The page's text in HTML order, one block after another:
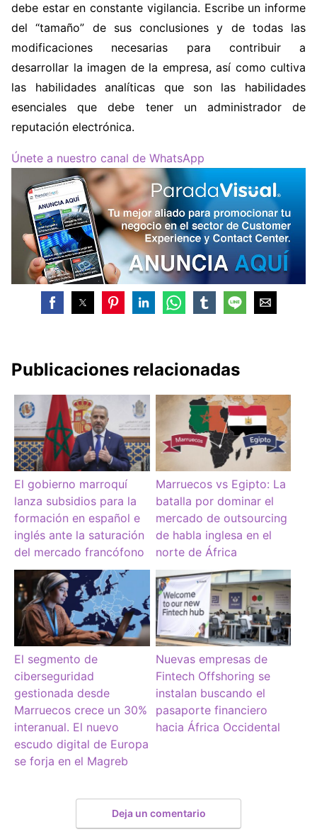
debe estar en constante vigilancia. Escribe un informe
del “tamaño” de sus conclusiones y de todas las
modificaciones necesarias para contribuir a
desarrollar la imagen de la empresa, así como cultiva
las habilidades analíticas que son las habilidades
esenciales que debe tener un administrador de
reputación electrónica.
Únete a nuestro canal de WhatsApp
Publicaciones relacionadas
El gobierno marroquí
lanza subsidios para la
formación en español e
inglés ante la saturación
del mercado francófono
Marruecos vs Egipto: La
batalla por dominar el
mercado de outsourcing
de habla inglesa en el
norte de África
El segmento de
ciberseguridad
gestionada desde
Marruecos crece un 30%
interanual. El nuevo
escudo digital de Europa
se forja en el Magreb
Nuevas empresas de
Fintech Offshoring se
instalan buscando el
pasaporte financiero
hacia África Occidental
Deja un comentario